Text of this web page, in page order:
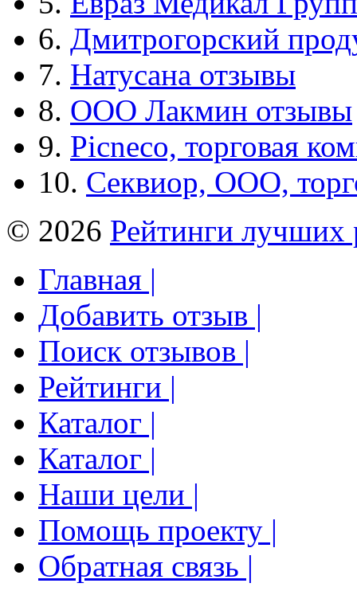
6. Дмитрогорский
7. Натусана отзывы
8. ООО Лакмин отзывы
9. Picneco, торговая
10. Секвиор, ООО,
© 2026 Рейтинги лучших
Главная |
Добавить отзыв |
Поиск отзывов |
Рейтинги |
Каталог |
Каталог |
Наши цели |
Помощь проекту |
Обратная связь |